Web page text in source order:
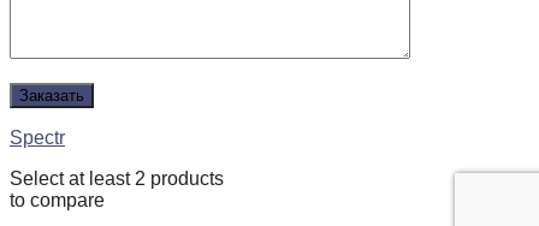
Spectr
Select at least 2 products
to compare